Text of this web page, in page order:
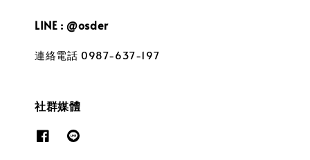
LINE : @osder
連絡電話 0987-637-197
社群媒體